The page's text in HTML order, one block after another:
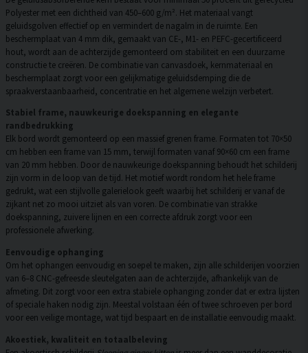
Polyester met een dichtheid van 450–600 g/m². Het materiaal vangt
geluidsgolven effectief op en vermindert de nagalm in de ruimte. Een
beschermplaat van 4 mm dik, gemaakt van CE-, M1- en PEFC-gecertificeerd
hout, wordt aan de achterzijde gemonteerd om stabiliteit en een duurzame
constructie te creëren. De combinatie van canvasdoek, kernmateriaal en
beschermplaat zorgt voor een gelijkmatige geluidsdemping die de
spraakverstaanbaarheid, concentratie en het algemene welzijn verbetert.
Stabiel frame, nauwkeurige doekspanning en elegante
randbedrukking
Elk bord wordt gemonteerd op een massief grenen frame. Formaten tot 70×50
cm hebben een frame van 15 mm, terwijl formaten vanaf 90×60 cm een frame
van 20 mm hebben. Door de nauwkeurige doekspanning behoudt het schilderij
zijn vorm in de loop van de tijd. Het motief wordt rondom het hele frame
gedrukt, wat een stijlvolle galerielook geeft waarbij het schilderij er vanaf de
zijkant net zo mooi uitziet als van voren. De combinatie van strakke
doekspanning, zuivere lijnen en een correcte afdruk zorgt voor een
professionele afwerking.
Eenvoudige ophanging
Om het ophangen eenvoudig en soepel te maken, zijn alle schilderijen voorzien
van 6–8 CNC-gefreesde sleutelgaten aan de achterzijde, afhankelijk van de
afmeting. Dit zorgt voor een extra stabiele ophanging zonder dat er extra lijsten
of speciale haken nodig zijn. Meestal volstaan één of twee schroeven per bord
voor een veilige montage, wat tijd bespaart en de installatie eenvoudig maakt.
Akoestiek, kwaliteit en totaalbeleving